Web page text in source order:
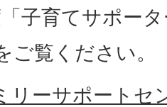
子育てサポー
ご覧ください。
リーサポートセ